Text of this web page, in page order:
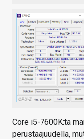
Core i5-7600K:ta
perustaajuudella,